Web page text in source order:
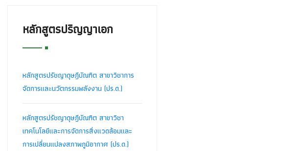
หลักสูตรปริญญาเอก
หลักสูตรปรัชญาดุษฎีบัณฑิต สาขาวิชาการ
จัดการและนวัตกรรมพลังงาน (ปร.ด.)
หลักสูตรปรัชญาดุษฎีบัณฑิต สาขาวิชา
เทคโนโลยีและการจัดการสิ่งแวดล้อมและ
การเปลี่ยนแปลงสภาพภูมิอากาศ (ปร.ด.)